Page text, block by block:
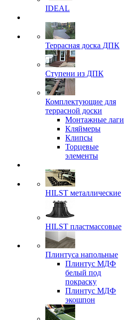
IDEAL
Террасная доска ДПК
Ступени из ДПК
Комплектующие для
террасной доски
Монтажные лаги
Кляймеры
Клипсы
Торцевые
элементы
HILST металлические
HILST пластмассовые
Плинтуса напольные
Плинтус МДФ
белый под
покраску
Плинтус МДФ
экошпон